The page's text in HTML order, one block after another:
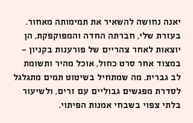
יאנה נחושה להשאיר את תמימותה מאחור.
בעזרת שלי, חברתה החדה והמפוקפקת, הן
יוצאות לאחר צהריים של פורענות בקניון —
במצוד אחר סרט כחול, אוכל מהיר ותשומת
לב גברית. מה שמתחיל בשיטוט תמים מתגלגל
לסדרת מפגשים גבוליים עם זרים, ולשיעור
בלתי צפוי בשבחי אמנות הפיתוי.